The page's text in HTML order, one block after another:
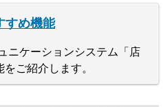
すめ機能
ニケーションシステム「店
ご紹介します。